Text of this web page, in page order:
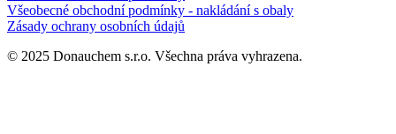
Všeobecné obchodní podmínky - nakládání s obaly
Zásady ochrany osobních údajů
© 2025 Donauchem s.r.o. Všechna práva vyhrazena.